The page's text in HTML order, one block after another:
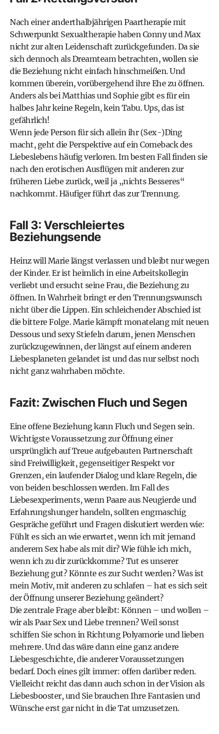
Nach einer anderthalbjährigen Paartherapie mit
Schwerpunkt Sexualtherapie haben Conny und Max
nicht zur alten Leidenschaft zurückgefunden. Da sie
sich dennoch als Dreamteam betrachten, wollen sie
die Beziehung nicht einfach hinschmeißen. Und
kommen überein, vorübergehend ihre Ehe zu öffnen.
Anders als bei Matthias und Sophie gibt es für ein
halbes Jahr keine Regeln, kein Tabu. Ups, das ist
gefährlich!
Wenn jede Person für sich allein ihr (Sex-)Ding
macht, geht die Perspektive auf ein Comeback des
Liebeslebens häufig verloren. Im besten Fall finden sie
nach den erotischen Ausflügen mit anderen zur
früheren Liebe zurück, weil ja „nichts Besseres“
nachkommt. Häufiger führt das zur Trennung.
Fall 3: Verschleiertes
Beziehungsende
Heinz will Marie längst verlassen und bleibt nur wegen
der Kinder. Er ist heimlich in eine Arbeitskollegin
verliebt und ersucht seine Frau, die Beziehung zu
öffnen. In Wahrheit bringt er den Trennungswunsch
nicht über die Lippen. Ein schleichender Abschied ist
die bittere Folge. Marie kämpft monatelang mit neuen
Dessous und sexy Stiefeln darum, jenen Menschen
zurückzugewinnen, der längst auf einem anderen
Liebesplaneten gelandet ist und das nur selbst noch
nicht ganz wahrhaben möchte.
Fazit: Zwischen Fluch und Segen
Eine offene Beziehung kann Fluch und Segen sein.
Wichtigste Voraussetzung zur Öffnung einer
ursprünglich auf Treue aufgebauten Partnerschaft
sind Freiwilligkeit, gegenseitiger Respekt vor
Grenzen, ein laufender Dialog und klare Regeln, die
von beiden beschlossen werden. Im Fall des
Liebesexperiments, wenn Paare aus Neugierde und
Erfahrungshunger handeln, sollten engmaschig
Gespräche geführt und Fragen diskutiert werden wie:
Fühlt es sich an wie erwartet, wenn ich mit jemand
anderem Sex habe als mit dir? Wie fühle ich mich,
wenn ich zu dir zurückkomme? Tut es unserer
Beziehung gut? Könnte es zur Sucht werden? Was ist
mein Motiv, mit anderen zu schlafen – hat es sich seit
der Öffnung unserer Beziehung geändert?
Die zentrale Frage aber bleibt: Können – und wollen –
wir als Paar Sex und Liebe trennen? Weil sonst
schiffen Sie schon in Richtung Polyamorie und lieben
mehrere. Und das wäre dann eine ganz andere
Liebesgeschichte, die anderer Voraussetzungen
bedarf. Doch eines gilt immer: offen darüber reden.
Vielleicht reicht das dann auch schon in der Vision als
Liebesbooster, und Sie brauchen Ihre Fantasien und
Wünsche erst gar nicht in die Tat umzusetzen.